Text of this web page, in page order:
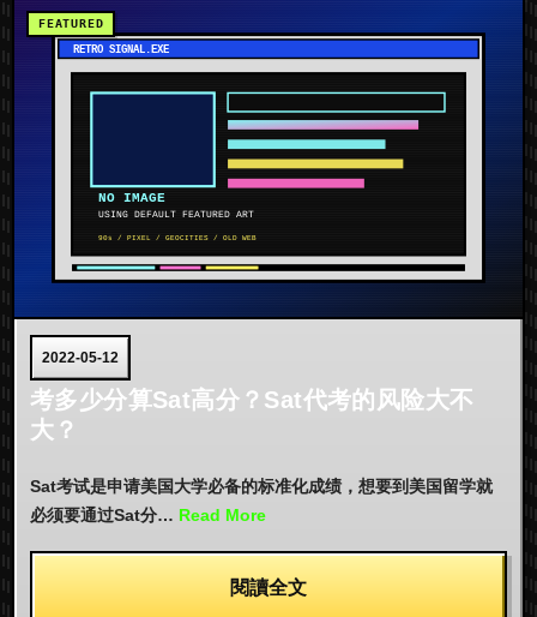
2022-05-12
考多少分算Sat高分？Sat代考的风险大不
大？
Sat考试是申请美国大学必备的标准化成绩，想要到美国留学就
必须要通过Sat分… Read More
閱讀全文